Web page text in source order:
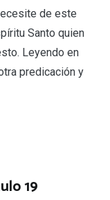
de este
Santo quien
Leyendo en
predicación y
19